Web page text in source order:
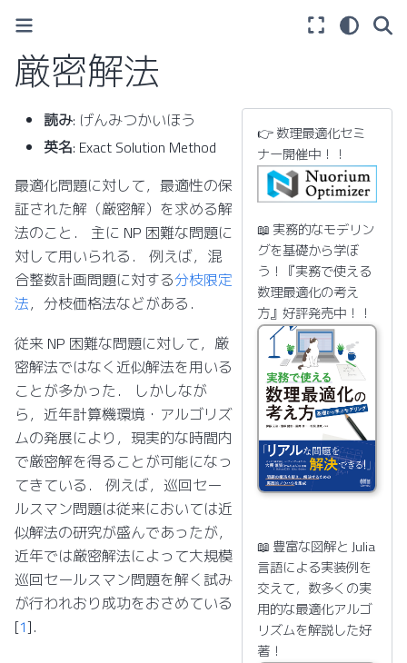
厳密解法
👉 数理最適化セミ
ナー開催中！！
📖 実務的なモデリン
グを基礎から学ぼ
う！『実務で使える
数理最適化の考え
方』好評発売中！！
📖 豊富な図解と Julia
言語による実装例を
交えて，数多くの実
用的な最適化アルゴ
リズムを解説した好
著！
読み: げんみつかいほう
英名: Exact Solution Method
最適化問題に対して，最適性の保
証された解（厳密解）を求める解
法のこと． 主に NP 困難な問題に
対して用いられる． 例えば，混
合整数計画問題に対する分枝限定
法，分枝価格法などがある．
従来 NP 困難な問題に対して，厳
密解法ではなく近似解法を用いる
ことが多かった． しかしなが
ら，近年計算機環境・アルゴリズ
ムの発展により，現実的な時間内
で厳密解を得ることが可能になっ
てきている． 例えば，巡回セー
ルスマン問題は従来においては近
似解法の研究が盛んであったが，
近年では厳密解法によって大規模
巡回セールスマン問題を解く試み
が行われおり成功をおさめている
[1]．